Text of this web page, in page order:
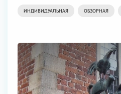
ИНДИВИДУАЛЬНАЯ ОБЗОРНАЯ